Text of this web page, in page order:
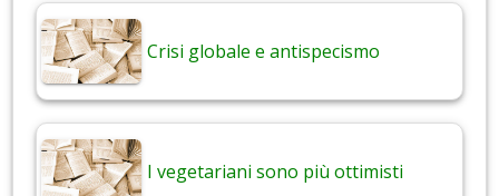
Crisi globale e antispecismo
I vegetariani sono più ottimisti